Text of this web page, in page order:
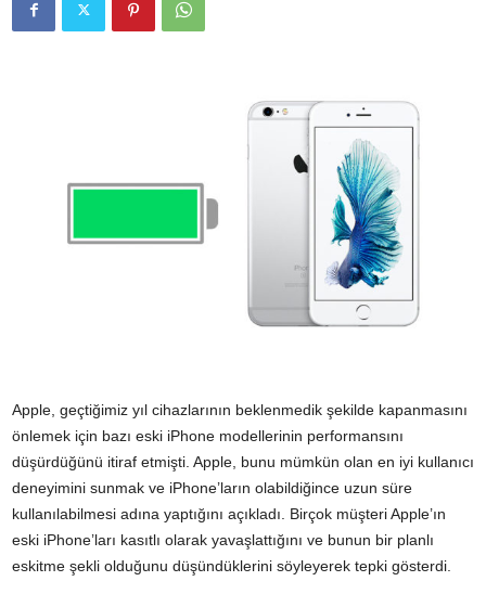
Apple, geçtiğimiz yıl cihazlarının beklenmedik şekilde kapanmasını
önlemek için bazı eski iPhone modellerinin performansını
düşürdüğünü itiraf etmişti. Apple, bunu mümkün olan en iyi kullanıcı
deneyimini sunmak ve iPhone’ların olabildiğince uzun süre
kullanılabilmesi adına yaptığını açıkladı. Birçok müşteri Apple’ın
eski iPhone’ları kasıtlı olarak yavaşlattığını ve bunun bir planlı
eskitme şekli olduğunu düşündüklerini söyleyerek tepki gösterdi.